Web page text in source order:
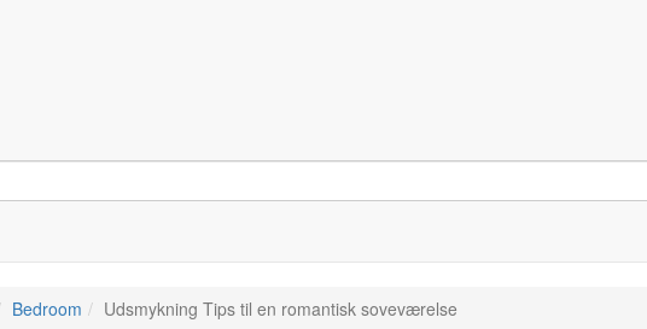
Bedroom Udsmykning Tips til en romantisk soveværelse